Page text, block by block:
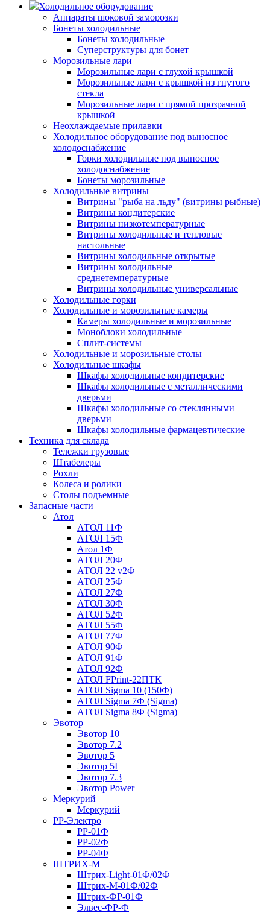
Холодильное оборудование
Аппараты шоковой заморозки
Бонеты холодильные
Бонеты холодильные
Суперструктуры для бонет
Морозильные лари
Морозильные лари с глухой крышкой
Морозильные лари с крышкой из гнутого
стекла
Морозильные лари с прямой прозрачной
крышкой
Неохлаждаемые прилавки
Холодильное оборудование под выносное
холодоснабжение
Горки холодильные под выносное
холодоснабжение
Бонеты морозильные
Холодильные витрины
Витрины "рыба на льду" (витрины рыбные)
Витрины кондитерские
Витрины низкотемпературные
Витрины холодильные и тепловые
настольные
Витрины холодильные открытые
Витрины холодильные
среднетемпературные
Витрины холодильные универсальные
Холодильные горки
Холодильные и морозильные камеры
Камеры холодильные и морозильные
Моноблоки холодильные
Сплит-системы
Холодильные и морозильные столы
Холодильные шкафы
Шкафы холодильные кондитерские
Шкафы холодильные с металлическими
дверьми
Шкафы холодильные со стеклянными
дверьми
Шкафы холодильные фармацевтические
Техника для склада
Тележки грузовые
Штабелеры
Рохли
Колеса и ролики
Столы подъемные
Запасные части
Атол
АТОЛ 11Ф
АТОЛ 15Ф
Атол 1Ф
АТОЛ 20Ф
АТОЛ 22 v2Ф
АТОЛ 25Ф
АТОЛ 27Ф
АТОЛ 30Ф
АТОЛ 52Ф
АТОЛ 55Ф
АТОЛ 77Ф
АТОЛ 90Ф
АТОЛ 91Ф
АТОЛ 92Ф
АТОЛ FPrint-22ПТК
АТОЛ Sigma 10 (150Ф)
АТОЛ Sigma 7Ф (Sigma)
АТОЛ Sigma 8Ф (Sigma)
Эвотор
Эвотор 10
Эвотор 7.2
Эвотор 5
Эвотор 5I
Эвотор 7.3
Эвотор Power
Меркурий
Меркурий
РР-Электро
РР-01Ф
РР-02Ф
РР-04Ф
ШТРИХ-М
Штрих-Light-01Ф/02Ф
Штрих-М-01Ф/02Ф
Штрих-ФР-01Ф
Элвес-ФР-Ф